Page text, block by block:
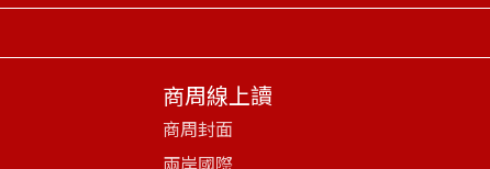
商周線上讀
商周封面
兩岸國際